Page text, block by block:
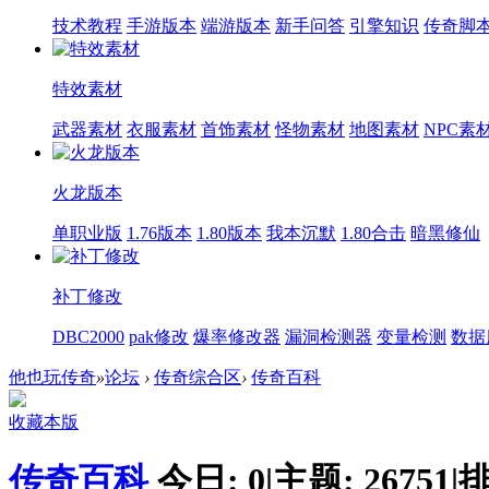
技术教程 手游版本 端游版本 新手问答 引擎知识 传奇脚
特效素材
武器素材 衣服素材 首饰素材 怪物素材 地图素材 NPC素
火龙版本
单职业版 1.76版本 1.80版本 我本沉默 1.80合击 暗黑修仙
补丁修改
DBC2000 pak修改 爆率修改器 漏洞检测器 变量检测 数
他也玩传奇»论坛 › 传奇综合区› 传奇百科
收藏本版
传奇百科 今日: 0|主题: 26751|